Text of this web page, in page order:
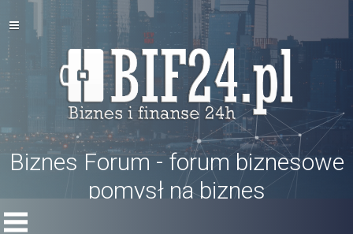
Biznes Forum - forum biznesowe
pomysł na biznes